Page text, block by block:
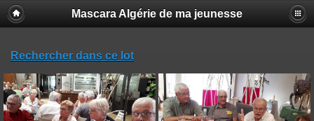
Mascara Algérie de ma jeunesse
Rechercher dans ce lot